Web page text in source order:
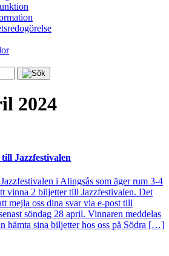
2024
Jazzfestivalen
i Alingsås som äger rum 3-4
vinna 2 biljetter till Jazzfestivalen. Det
mejla oss dina svar via e-post till
söndag 28 april. Vinnaren meddelas
hämta sina biljetter hos oss på Södra […]